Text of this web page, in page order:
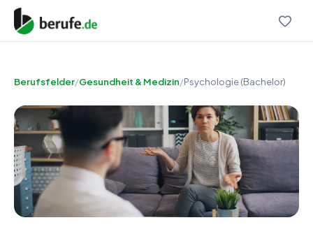
Berufsfelder/Gesundheit & Medizin/Psychologie (Bachelor)